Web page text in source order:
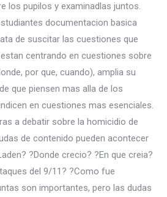
los pupilos y examinadlas juntos.
documentacion basica
de suscitar las cuestiones que
centrando en cuestiones sobre
por que, cuando), amplia su
que piensen mas alla de los
en cuestiones mas esenciales.
a debatir sobre la homicidio de
de contenido pueden acontecer
?Donde crecio? ?En que creia?
del 9/11? ?Como fue
son importantes, pero las dudas